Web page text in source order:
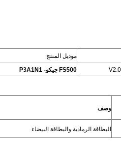
موديل المنتج
FS500 جيكو- P3A1N1
وصف
البطاقة الرمادية والبطاقة البيضاء